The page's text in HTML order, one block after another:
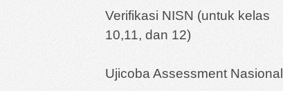
Verifikasi NISN (untuk kelas
10,11, dan 12)
Ujicoba Assessment Nasional